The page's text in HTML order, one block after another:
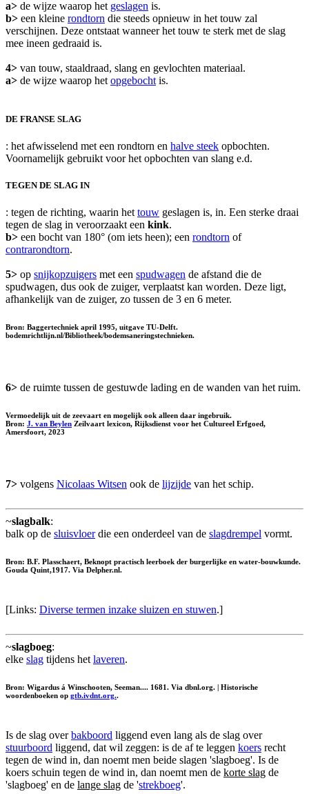
a> de wijze waarop het geslagen is.
b> een kleine rondtorn die steeds opnieuw in het touw zal
verschijnen. Deze ontstaat wanneer het touw te sterk met de slag
mee ineen gedraaid is.
4> van touw, staaldraad, slang en gevlochten materiaal.
a> de wijze waarop hetopgebochtis.
DE FRANSE SLAG
: het afwisselend met een rondtorn en halve steek opbochten.
Voornamelijk gebruikt voor het opbochten van slang e.d.
TEGEN DE SLAG IN
: tegen de richting, waarin het touw geslagen is, in. Een sterke draai
tegen de slag in veroorzaakt een kink.
b> een bocht van 180° (om iets heen); een rondtorn of
contrarondtorn.
5> op snijkopzuigers met een spudwagen de afstand die de
spudwagen, dus ook de zuiger, verplaatst kan worden. Deze ligt,
afhankelijk van de zuiger, zo tussen de 3 en 6 meter.
Bron: Baggertechniek april 1995, uitgave TU-Delft.
bodemrichtlijn.nl/Bibliotheek/bodemsaneringstechnieken.
6> de ruimte tussen de gestuwde lading en de wanden van het ruim.
Vermoedelijk uit de zeevaart en mogelijk ook alleen daar ingebruik.
Bron: J. van Beylen Zeilvaart lexicon, Rijksdienst voor het Cultureel Erfgoed,
Amersfoort, 2023
7> volgens Nicolaas Witsen ook de lijzijde van het schip.
~slagbalk:
balk op de sluisvloerdie een onderdeel van de slagdrempel vormt.
Bron: B.F. Plasschaert, Beknopt practisch leerboek der burgerlijke en water-bouwkunde.
Gouda Quint,1917. Via Delpher.nl.
[Links: Diverse termen inzake sluizen en stuwen.]
~slagboeg:
elke slag tijdens het laveren.
Bron: Wigardus á Winschooten, Seeman.... 1681. Via dbnl.org. | Historische
woordenboeken op gtb.ivdnt.org..
Is de slag overbakboord liggend even lang als de slag over
stuurboord liggend, dat wil zeggen: is de af te leggen koers recht
tegen de wind in, dan noemt men beide slagen 'slagboeg'. Is de
koers schuin tegen de wind in, dan noemt men de korte slag de
'slagboeg' en de lange slag de 'strekboeg'.